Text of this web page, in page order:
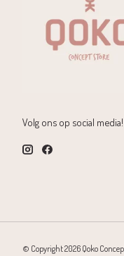
Volg ons op social media!
© Copyright 2026 Qoko